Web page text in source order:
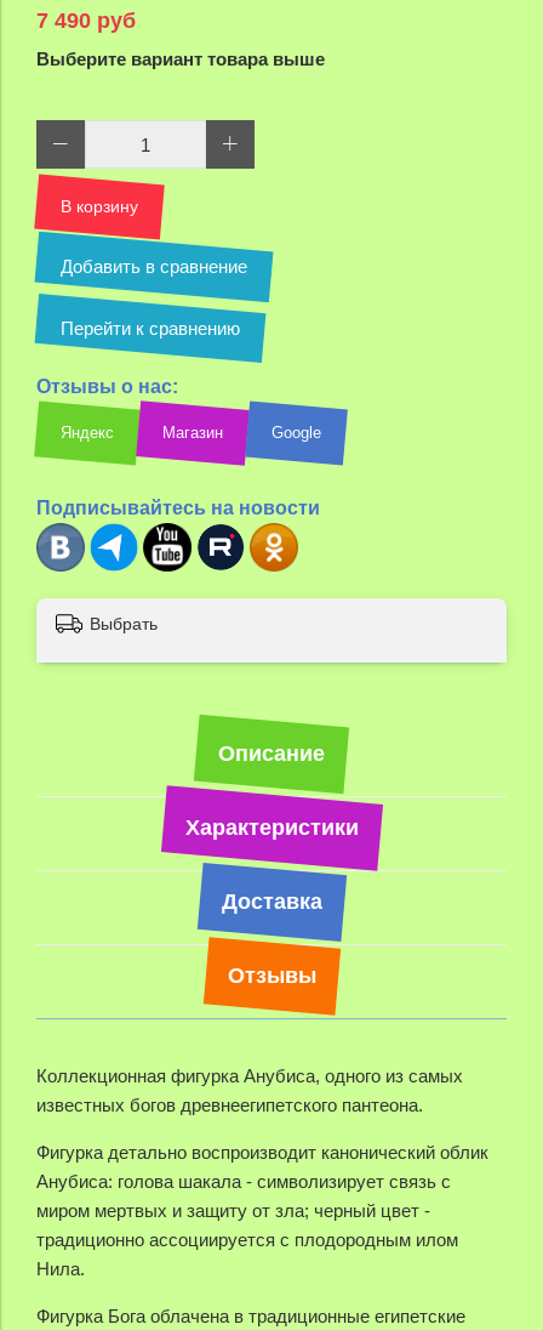
7 490 руб
Выберите вариант товара выше
В корзину
Добавить в сравнение
Перейти к сравнению
Отзывы о нас:
Яндекс Магазин Google
Подписывайтесь на новости
Выбрать
Описание
Характеристики
Доставка
Отзывы
Коллекционная фигурка Анубиса, одного из самых
известных богов древнеегипетского пантеона.
Фигурка детально воспроизводит канонический облик
Анубиса: голова шакала - символизирует связь с
миром мертвых и защиту от зла; черный цвет -
традиционно ассоциируется с плодородным илом
Нила.
Фигурка Бога облачена в традиционные египетские